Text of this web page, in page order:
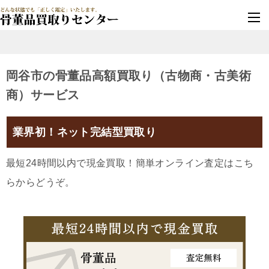
岡谷市の骨董品高額買取り（古物商・古美術
商）サービス
業界初！ネット完結型買取り
最短24時間以内で現金買取！簡単オンライン査定はこち
らからどうぞ。